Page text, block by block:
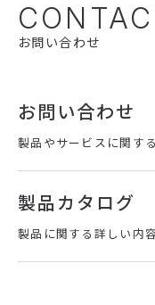
お問い合わせ
お問い合わせ
製品やサービスに関す
製品カタログ
製品に関する詳しい内